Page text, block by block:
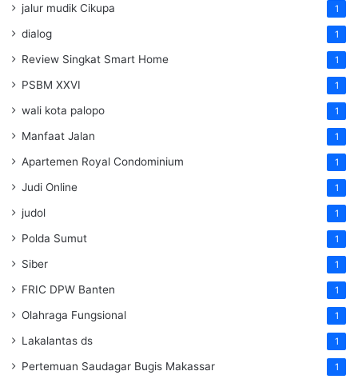
jalur mudik Cikupa 1
dialog 1
Review Singkat Smart Home 1
PSBM XXVI 1
wali kota palopo 1
Manfaat Jalan 1
Apartemen Royal Condominium 1
Judi Online 1
judol 1
Polda Sumut 1
Siber 1
FRIC DPW Banten 1
Olahraga Fungsional 1
Lakalantas ds 1
Pertemuan Saudagar Bugis Makassar 1